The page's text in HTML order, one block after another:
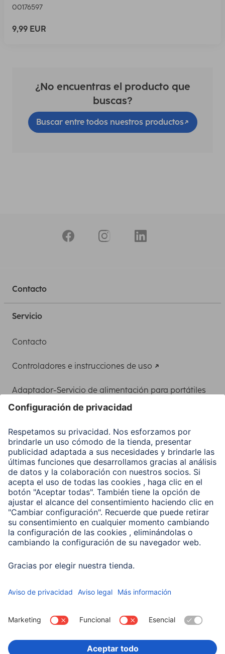
00176597
9,99 EUR
¿No encuentras el producto que
buscas?
Buscar entre todos nuestros productos
Contacto
Servicio
Contacto
Controladores e instrucciones de uso
Adaptador-Servicio de alimentación para portátiles
Clientes online
Conviértete en distribuidor
Compañía
Historia de la empresa
Hama en todo el Mundo
Sostenibilidad
Business-Portal